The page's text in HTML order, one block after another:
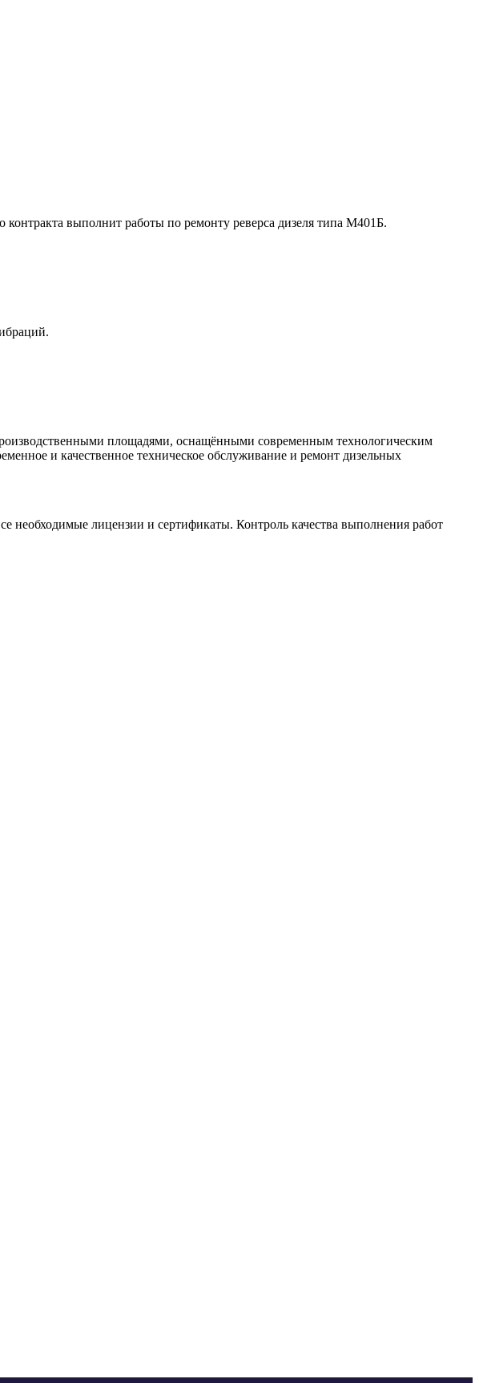
выполнит работы по ремонту реверса дизеля типа М401Б.
площадями, оснащёнными современным технологическим
и качественное техническое обслуживание и ремонт дизельных
необходимые лицензии и сертификаты. Контроль качества выполнения работ